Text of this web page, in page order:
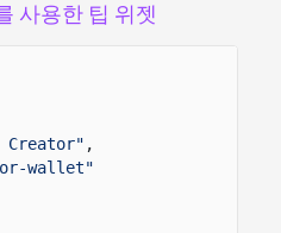
사용한 팁 위젯
Creator" ,
wallet"